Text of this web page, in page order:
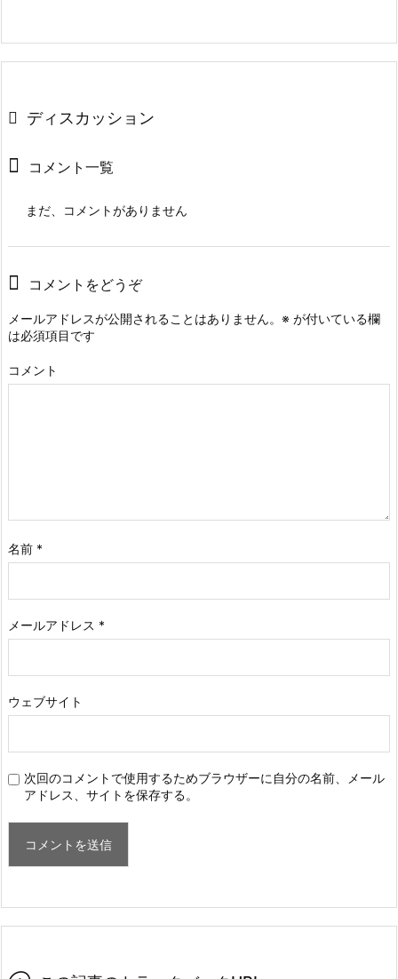
ディスカッション
コメント一覧
まだ、コメントがありません
コメントをどうぞ
メールアドレスが公開されることはありません。 ※ が付いている欄
は必須項目です
コメント
名前 *
メールアドレス *
ウェブサイト
次回のコメントで使用するためブラウザーに自分の名前、メール
アドレス、サイトを保存する。